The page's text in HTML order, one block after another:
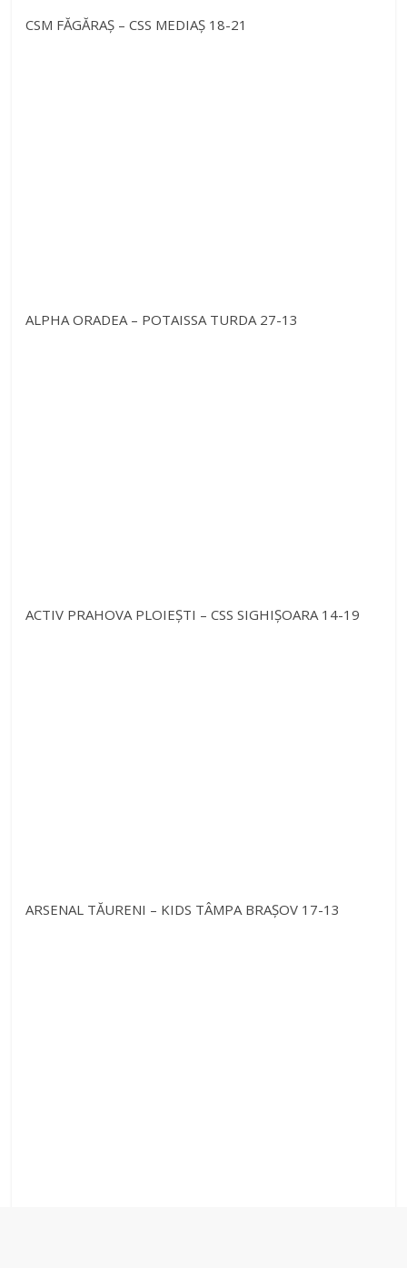
CSM FĂGĂRAȘ – CSS MEDIAȘ 18-21
ALPHA ORADEA – POTAISSA TURDA 27-13
ACTIV PRAHOVA PLOIEȘTI – CSS SIGHIȘOARA 14-19
ARSENAL TĂURENI – KIDS TÂMPA BRAȘOV 17-13